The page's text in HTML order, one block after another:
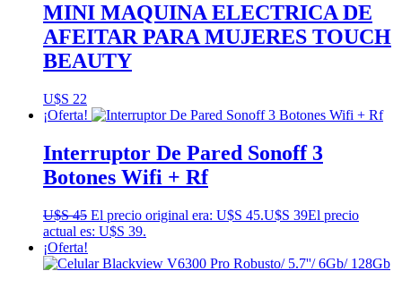
MINI MAQUINA ELECTRICA DE
AFEITAR PARA MUJERES TOUCH
BEAUTY
U$S 22
¡Oferta!
Interruptor De Pared Sonoff 3
Botones Wifi + Rf
U$S45 El precio original era: U$S 45.U$S 39El precio
actual es: U$S 39.
¡Oferta!